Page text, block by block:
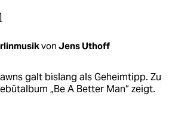
von Jens Uthoff
galt bislang als Geheimtipp. Zu
„Be A Better Man“ zeigt.